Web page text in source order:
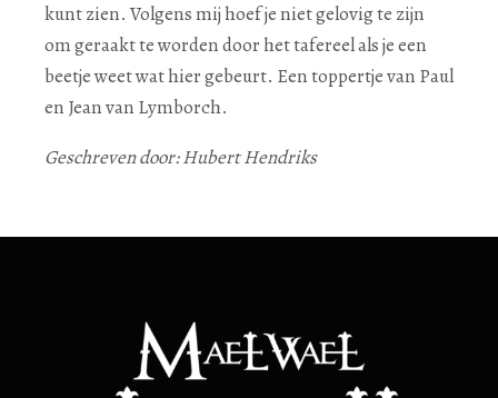
kunt zien. Volgens mij hoef je niet gelovig te zijn
om geraakt te worden door het tafereel als je een
beetje weet wat hier gebeurt. Een toppertje van Paul
en Jean van Lymborch.
Geschreven door: Hubert Hendriks